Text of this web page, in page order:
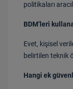
politikaları
BDM’leri
Evet, kişisel
belirtilen teknik
Hangi ek